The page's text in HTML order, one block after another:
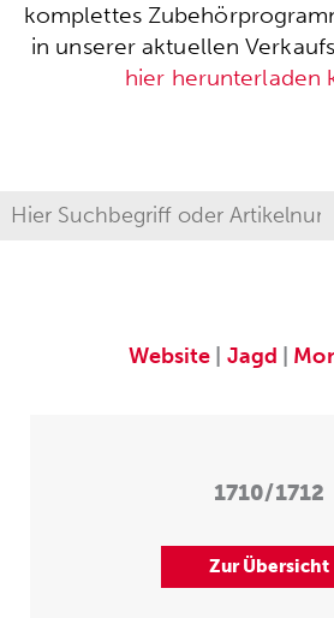
komplettes
in unserer aktuellen
hier herunterladen
Website Jagd
1710/1712
Zur Übersicht